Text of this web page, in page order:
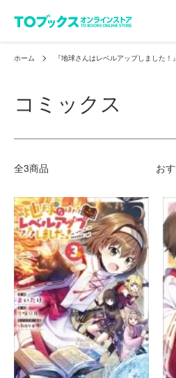
ホーム 『地球さんはレベルアップしました！』
コミックス
全3商品 お